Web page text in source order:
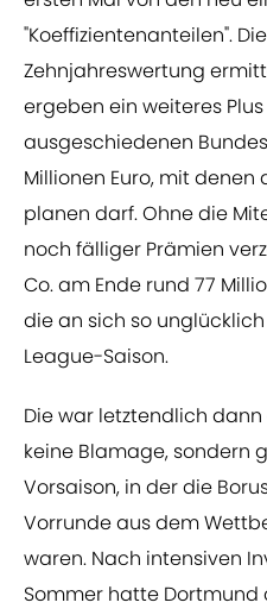
"Koeffizientenanteilen".
Zehnjahreswertung
ergeben ein weiteres
ausgeschiedenen
Millionen Euro, mit
planen darf. Ohne die
noch fälliger Prämien
Co. am Ende rund 77
die an sich so
League-Saison.
Die war letztendlich
keine Blamage, sondern
Vorsaison, in der die
Vorrunde aus dem
waren. Nach intensiven
Sommer hatte Dortmund